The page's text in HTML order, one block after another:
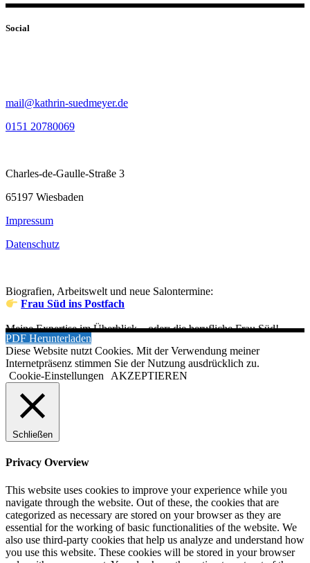
Social
mail@kathrin-suedmeyer.de
0151 20780069
Charles-de-Gaulle-Straße 3
65197 Wiesbaden
Impressum
Datenschutz
Biografien, Arbeitswelt und neue Salontermine:
Frau Süd ins Postfach
Meine Expertise im Überblick – oder: die berufliche Frau Süd!
PDF Herunterladen
Diese Website nutzt Cookies. Mit der Verwendung meiner
Internetpräsenz stimmen Sie der Nutzung ausdrücklich zu.
Cookie-Einstellungen
AKZEPTIEREN
Schließen
Privacy Overview
This website uses cookies to improve your experience while you
navigate through the website. Out of these, the cookies that are
categorized as necessary are stored on your browser as they are
essential for the working of basic functionalities of the website. We
also use third-party cookies that help us analyze and understand how
you use this website. These cookies will be stored in your browser